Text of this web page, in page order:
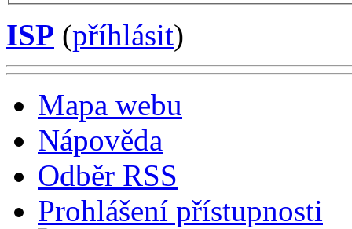
ISP (příhlásit)
Mapa webu
Nápověda
Odběr RSS
Prohlášení přístupnosti